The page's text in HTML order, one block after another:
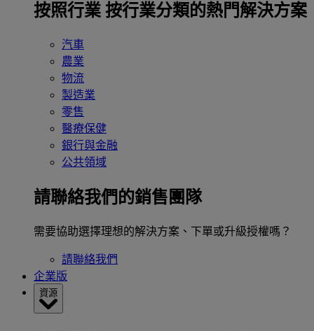
按照行業 按行業分類的熱門解決方案
汽車
農業
物流
製造業
零售
醫療保健
銀行與金融
公共領域
請聯絡我們的銷售團隊
需要協助選擇理想的解決方案、下單或升級授權嗎？
請聯絡我們
企業版
資源